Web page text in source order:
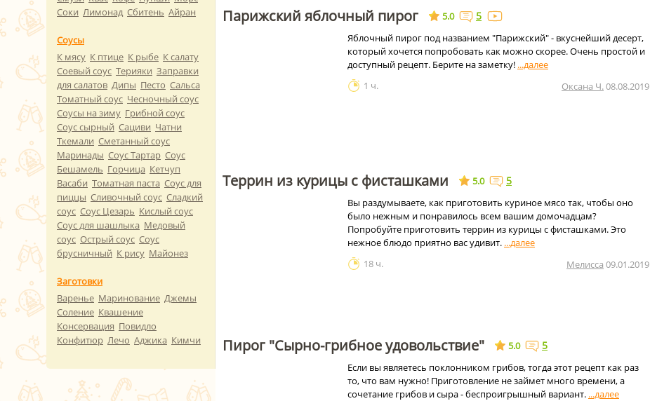
Парижский яблочный пирог 5.0 5
Яблочный пирог под названием "Парижский" - вкуснейший десерт,
который хочется попробовать как можно скорее. Очень простой и
доступный рецепт. Берите на заметку!
1 ч.
Оксана Ч.08.08.2019
Террин из курицы с фисташками 5.0 5
Вы раздумываете, как приготовить куриное мясо так, чтобы оно
было нежным и понравилось всем вашим домочадцам?
Попробуйте приготовить террин из курицы с фисташками. Это
нежное блюдо приятно вас удивит.
18 ч.
Мелисса 09.01.2019
Пирог "Сырно-грибное удовольствие" 5.0 5
Если вы являетесь поклонником грибов, тогда этот рецепт как раз
то, что вам нужно! Приготовление не займет много времени, а
сочетание грибов и сыра - беспроигрышный вариант.
Соки Лимонад Сбитень Айран
Соусы
К мясу К птице К рыбе К салату
Соевый соус Терияки Заправки
для салатов Дипы Песто Сальса
Томатный соус Чесночный соус
Соусы на зиму Грибной соус
Соус сырный Сациви Чатни
Ткемали Сметанный соус
Маринады Соус Тартар Соус
Бешамель Горчица Кетчуп
Васаби Томатная паста Соус для
пиццы Сливочный соус Сладкий
соус Соус Цезарь Кислый соус
Соус для шашлыка Медовый
соус Острый соус Соус
брусничный К рису Майонез
Заготовки
Варенье Маринование Джемы
Соление Квашение
Консервация Повидло
Конфитюр Лечо Аджика Кимчи